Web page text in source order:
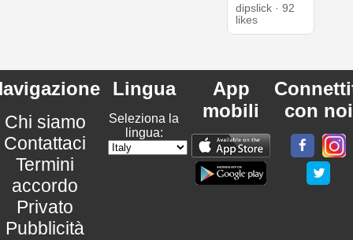
dipslick · 92
likes
Chi siamo
Contattaci
Termini
accordo
Privato
Pubblicità
Lingua
Seleziona la
lingua:
App
mobili
con noi